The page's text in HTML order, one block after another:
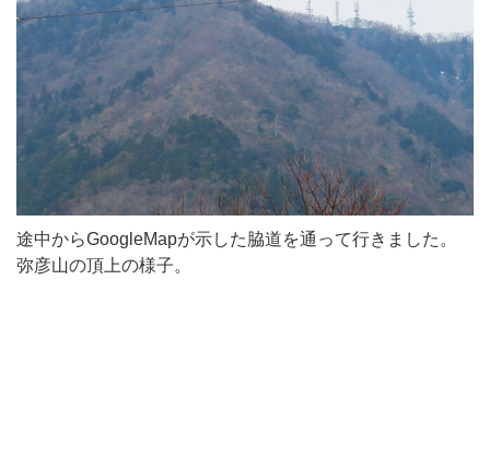
途中からGoogleMapが示した脇道を通って行きました。
弥彦山の頂上の様子。